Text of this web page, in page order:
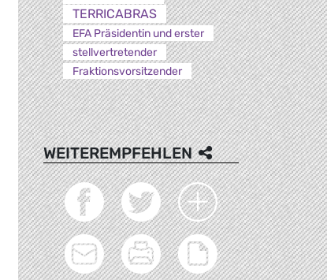
TERRICABRAS
EFA Präsidentin und erster
stellvertretender
Fraktionsvorsitzender
WEITEREMPFEHLEN